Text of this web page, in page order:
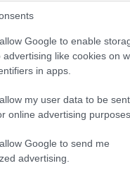
Google to enable
advertising like cookies on
in apps.
my user data to be
online advertising purposes.
Google to send me
advertising.